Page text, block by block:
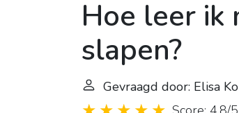
Hoe leer ik
slapen?
Gevraagd door: Elisa